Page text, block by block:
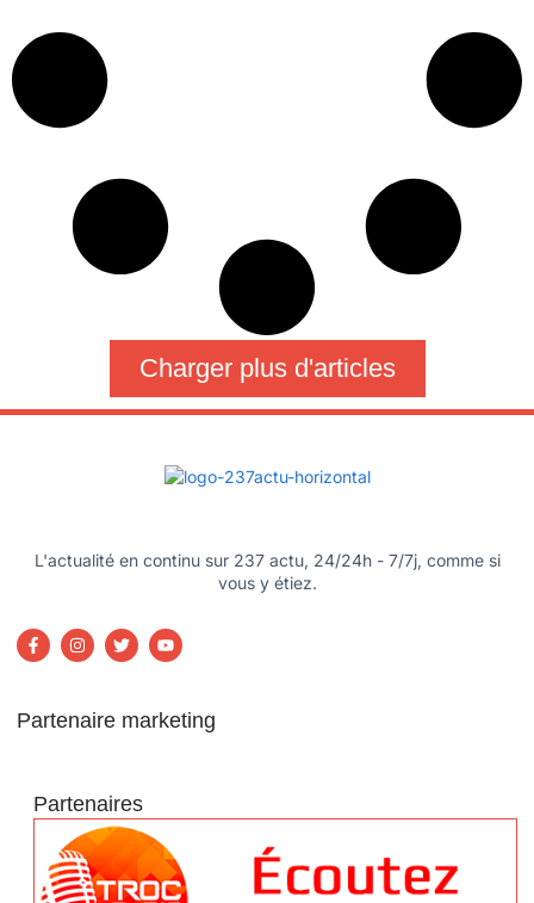
Charger plus d'articles
L'actualité en continu sur 237 actu, 24/24h - 7/7j, comme si
vous y étiez.
Partenaire marketing
Partenaires